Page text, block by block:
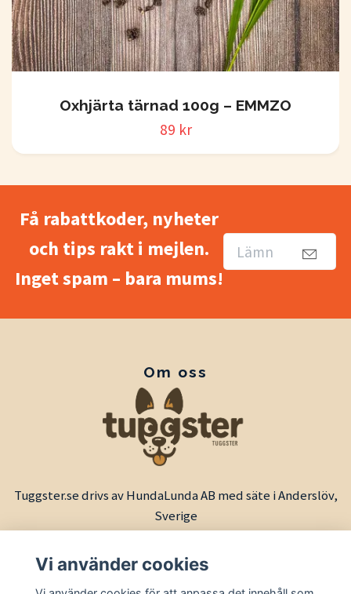
Oxhjärta tärnad 100g – EMMZO
89 kr
Få rabattkoder, nyheter
och tips rakt i mejlen.
Inget spam – bara mums!
Om oss
Tuggster.se drivs av HundaLunda AB med säte i Anderslöv,
Sverige
Vi använder cookies